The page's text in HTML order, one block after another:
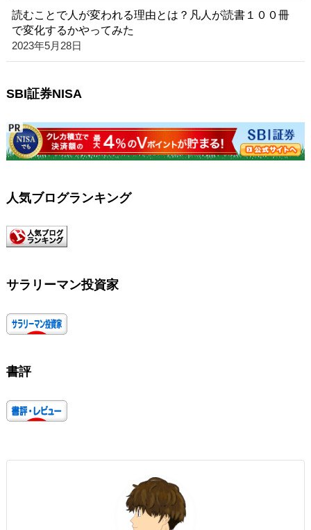
読むことで人が変われる理由とは？凡人が読書１００冊
で変化するかやってみた
2023年5月28日
SBI証券NISA
人気ブログランキング
サラリーマン投資家
書評